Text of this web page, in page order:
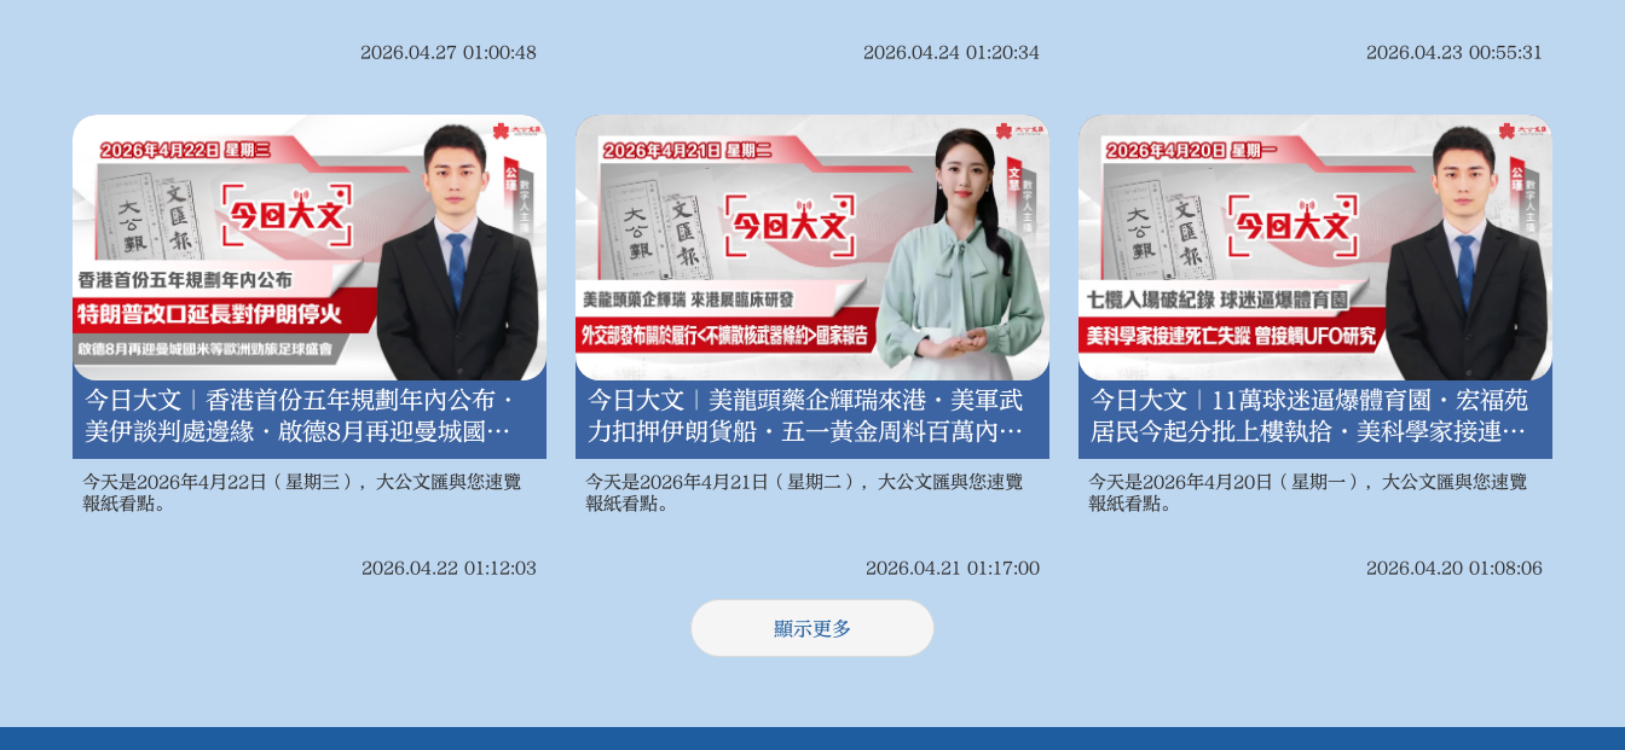
2026.04.27 01:00:48 2026.04.24 01:20:34 2026.04.23 00:55:31
今日大文｜香港首份五年規劃年內公布・
美伊談判處邊緣・啟德8月再迎曼城國米
等歐洲勁旅足球盛會（4月22日）
今天是2026年4月22日（星期三），大公文匯與您速覽
報紙看點。
2026.04.22 01:12:03
今日大文｜美龍頭藥企輝瑞來港·美軍武
力扣押伊朗貨船·五一黃金周料百萬內地
客訪港（4月21日）
今天是2026年4月21日（星期二），大公文匯與您速覽
報紙看點。
2026.04.21 01:17:00
今日大文｜11萬球迷逼爆體育園·宏福苑
居民今起分批上樓執拾·美科學家接連死
亡失蹤（4月20日）
今天是2026年4月20日（星期一），大公文匯與您速覽
報紙看點。
2026.04.20 01:08:06
顯示更多